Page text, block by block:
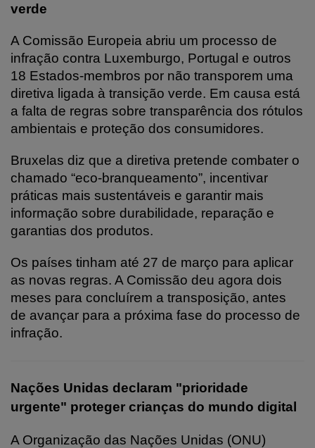
verde
A Comissão Europeia abriu um processo de
infração contra Luxemburgo, Portugal e outros
18 Estados-membros por não transporem uma
diretiva ligada à transição verde. Em causa está
a falta de regras sobre transparência dos rótulos
ambientais e proteção dos consumidores.
Bruxelas diz que a diretiva pretende combater o
chamado “eco-branqueamento”, incentivar
práticas mais sustentáveis e garantir mais
informação sobre durabilidade, reparação e
garantias dos produtos.
Os países tinham até 27 de março para aplicar
as novas regras. A Comissão deu agora dois
meses para concluírem a transposição, antes
de avançar para a próxima fase do processo de
infração.
Nações Unidas declaram "prioridade
urgente" proteger crianças do mundo digital
A Organização das Nações Unidas (ONU)